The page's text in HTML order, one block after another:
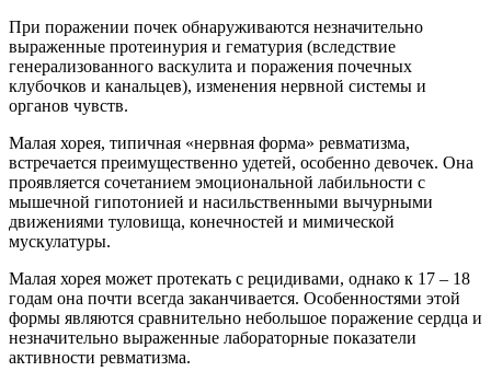
При поражении почек обнаруживаются незначительно
выраженные протеинурия и гематурия (вследствие
генерализованного васкулита и поражения почечных
клубочков и канальцев), изменения нервной системы и
органов чувств.
Малая хорея, типичная «нервная форма» ревматизма,
встречается преимущественно удетей, особенно девочек. Она
проявляется сочетанием эмоциональной лабильности с
мышечной гипотонией и насильственными вычурными
движениями туловища, конечностей и мимической
мускулатуры.
Малая хорея может протекать с рецидивами, однако к 17 – 18
годам она почти всегда заканчивается. Особенностями этой
формы являются сравнительно небольшое поражение сердца и
незначительно выраженные лабораторные показатели
активности ревматизма.